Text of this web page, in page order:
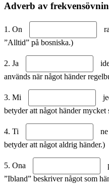
Adverb av
1. On
”Alltid” på bosniska.)
2. Ja
används när något händer
3. Mi
betyder att något händer mycket
4. Ti
betyder att något aldrig händer.)
5. Ona
”Ibland” beskriver något som